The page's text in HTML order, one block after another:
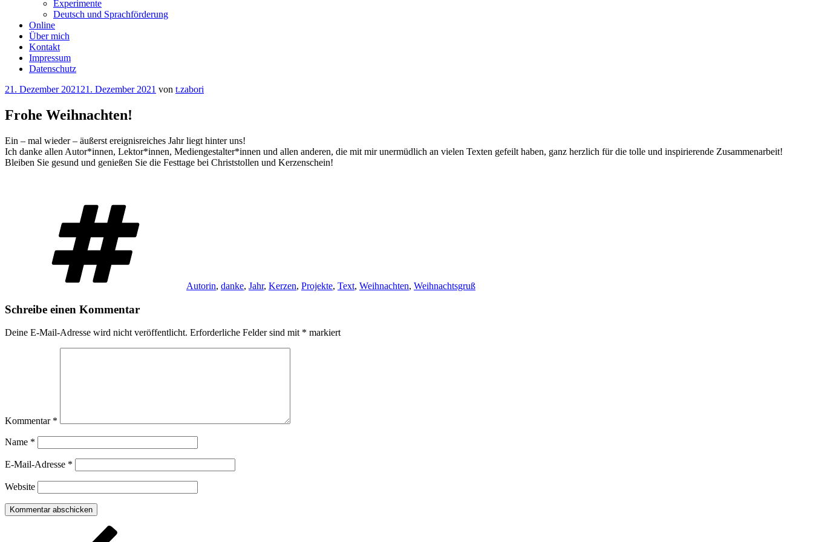
Experimente
Deutsch und Sprachförderung
Online
Über mich
Kontakt
Impressum
Datenschutz
Veröffentlicht
21. Dezember 2021 21. Dezember 2021 von t.zabori
Frohe Weihnachten!
Ein – mal wieder – äußerst ereignisreiches Jahr liegt hinter uns!
Ich danke allen Autor*innen, Lektor*innen, Mediengestalter*innen und allen anderen, die mit mir unermüdlich an vielen Texten gefeilt haben, ganz herzlich für die tolle und inspirierende Zusammenarbeit!
Bleiben Sie gesund und genießen Sie die Festtage bei Christstollen und Kerzenschein!
Autorin, danke, Jahr, Kerzen, Projekte, Text, Weihnachten, Weihnachtsgruß
Schreibe einen Kommentar
Deine E-Mail-Adresse wird nicht veröffentlicht. Erforderliche Felder sind mit * markiert
Kommentar *
Name *
E-Mail-Adresse *
Website
Beitragsnavigation